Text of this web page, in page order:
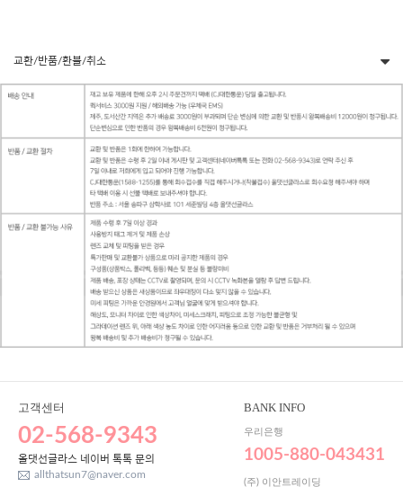
교환/반품/환불/취소
고객센터
02-568-9343
올댓선글라스 네이버 톡톡 문의
allthatsun7@naver.com
BANK INFO
우리은행
1005-880-043431
(주) 이안트레이딩